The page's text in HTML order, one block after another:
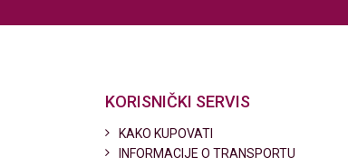
KORISNIČKI SERVIS
KAKO KUPOVATI
INFORMACIJE O TRANSPORTU